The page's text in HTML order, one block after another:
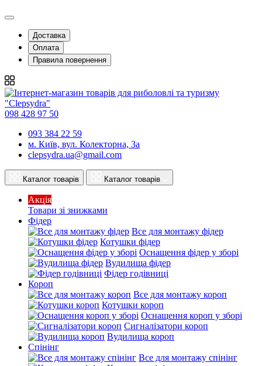
Доставка
Оплата
Правила повернення
098 428 97 50
093 384 22 59
м. Київ, вул. Колекторна, 3а
clepsydra.ua@gmail.com
Каталог товарів Каталог товарів
Акція
Товари зі знижками
Фідер
Все для монтажу фідер
Котушки фідер
Оснащення фідер у зборі
Вудилища фідер
Фідер годівниці
Короп
Все для монтажу короп
Котушки короп
Оснащення короп у зборі
Сигналізатори короп
Вудилища короп
Спінінг
Все для монтажу спінінг